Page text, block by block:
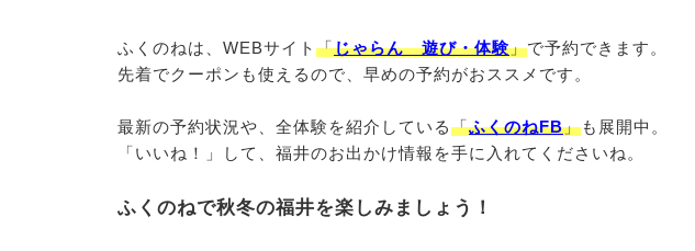
ふくのねは、WEBサイト 「じゃらん 遊び・体験」で予約できます。
先着でクーポンも使えるので、早めの予約がおススメです。
最新の予約状況や、全体験を紹介している「ふくのねFB」も展開中。
「いいね！」して、福井のお出かけ情報を手に入れてくださいね。
ふくのねで秋冬の福井を楽しみましょう！